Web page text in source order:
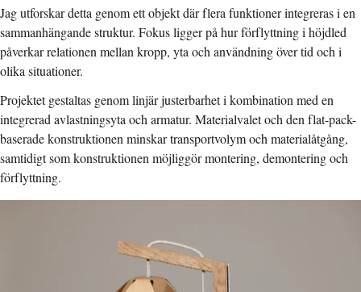
Jag utforskar detta genom ett objekt där flera funktioner integreras i en
sammanhängande struktur. Fokus ligger på hur förflyttning i höjdled
påverkar relationen mellan kropp, yta och användning över tid och i
olika situationer.
Projektet gestaltas genom linjär justerbarhet i kombination med en
integrerad avlastningsyta och armatur. Materialvalet och den flat-pack-
baserade konstruktionen minskar transportvolym och materialåtgång,
samtidigt som konstruktionen möjliggör montering, demontering och
förflyttning.